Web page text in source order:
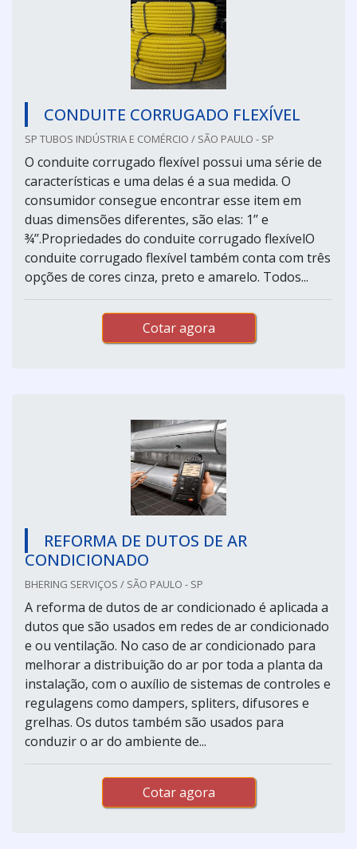
CONDUITE CORRUGADO FLEXÍVEL
SP TUBOS INDÚSTRIA E COMÉRCIO / SÃO PAULO - SP
O conduite corrugado flexível possui uma série de
características e uma delas é a sua medida. O
consumidor consegue encontrar esse item em
duas dimensões diferentes, são elas: 1’’ e
¾’’.Propriedades do conduite corrugado flexívelO
conduite corrugado flexível também conta com três
opções de cores cinza, preto e amarelo. Todos...
Cotar agora
REFORMA DE DUTOS DE AR
CONDICIONADO
BHERING SERVIÇOS / SÃO PAULO - SP
A reforma de dutos de ar condicionado é aplicada a
dutos que são usados em redes de ar condicionado
e ou ventilação. No caso de ar condicionado para
melhorar a distribuição do ar por toda a planta da
instalação, com o auxílio de sistemas de controles e
regulagens como dampers, spliters, difusores e
grelhas. Os dutos também são usados para
conduzir o ar do ambiente de...
Cotar agora